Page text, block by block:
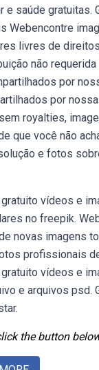
saúde gratuitas.
livres de
não
por
por
royalties,
que você não
e fotos
vídeos e
no freepik.
novas imagens
profissionais
vídeos e
e arquivos psd.
the button